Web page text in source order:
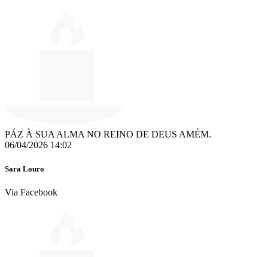
PÁZ À SUA ALMA NO REINO DE DEUS AMÉM.
06/04/2026 14:02
Sara Louro
Via Facebook